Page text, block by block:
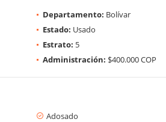
Departamento: Bolívar
Estado: Usado
Estrato: 5
Administración: $400.000 COP
Adosado